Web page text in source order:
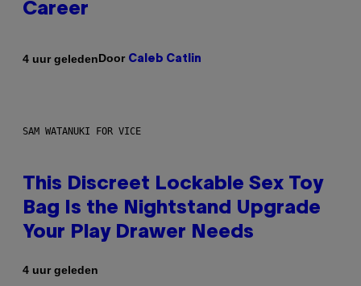
Career
4 uur geledenDoor Caleb Catlin
SAM WATANUKI FOR VICE
This Discreet Lockable Sex Toy
Bag Is the Nightstand Upgrade
Your Play Drawer Needs
4 uur geleden